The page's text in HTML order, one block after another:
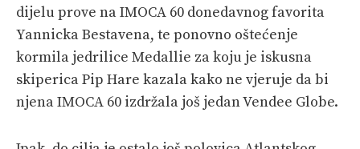
dijelu prove na IMOCA 60 donedavnog favorita
Yannicka Bestavena, te ponovno oštećenje
kormila jedrilice Medallie za koju je iskusna
skiperica Pip Hare kazala kako ne vjeruje da bi
njena IMOCA 60 izdržala još jedan Vendee Globe.